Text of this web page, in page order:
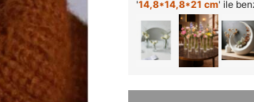
'14,8*14,8*21 cm' ile
Üzgünüm, ürün tükendi.